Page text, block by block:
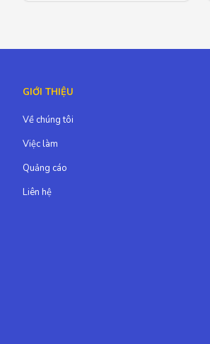
GIỚI THIỆU
Về chúng tôi
Việc làm
Quảng cáo
Liên hệ